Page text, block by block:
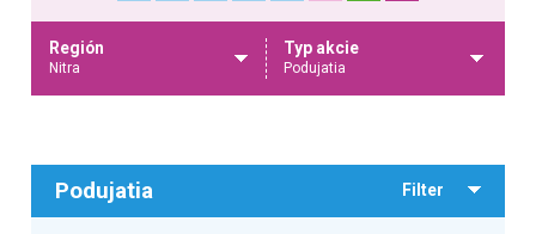
Región
Nitra
Typ akcie
Podujatia
Podujatia Filter